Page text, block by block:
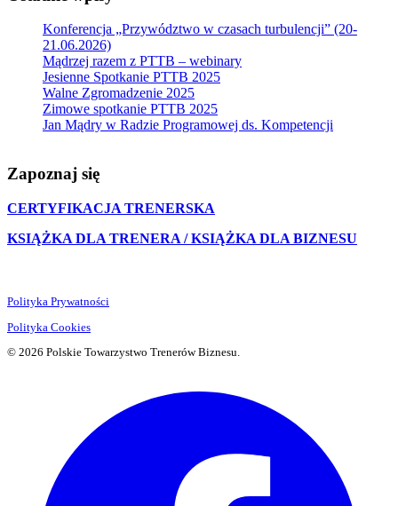
Konferencja „Przywództwo w czasach turbulencji” (20-
21.06.2026)
Mądrzej razem z PTTB – webinary
Jesienne Spotkanie PTTB 2025
Walne Zgromadzenie 2025
Zimowe spotkanie PTTB 2025
Jan Mądry w Radzie Programowej ds. Kompetencji
Zapoznaj się
CERTYFIKACJA TRENERSKA
KSIĄŻKA DLA TRENERA / KSIĄŻKA DLA BIZNESU
Polityka Prywatności
Polityka Cookies
© 2026 Polskie Towarzystwo Trenerów Biznesu.